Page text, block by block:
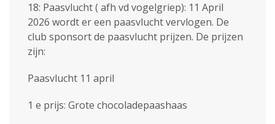
18: Paasvlucht ( afh vd vogelgriep): 11 April
2026 wordt er een paasvlucht vervlogen. De
club sponsort de paasvlucht prijzen. De prijzen
zijn:
Paasvlucht 11 april
1 e prijs: Grote chocoladepaashaas